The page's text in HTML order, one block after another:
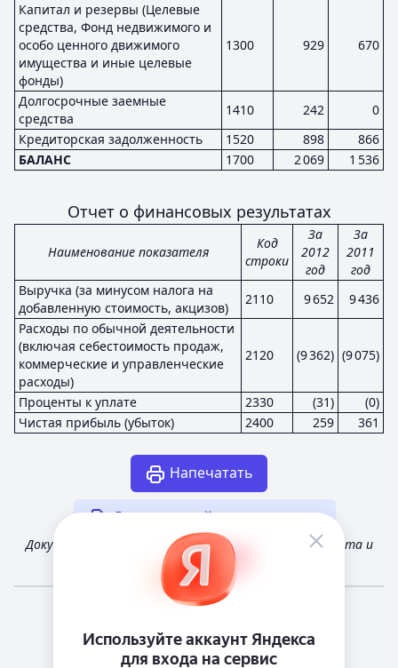
Капитал и резервы (Целевые
средства, Фонд недвижимого и
особо ценного движимого
имущества и иные целевые
фонды)
1300 929 670
Долгосрочные заемные
средства
1410 242
0
Кредиторская задолженность
1520 898
866
БАЛАНС
1700 2 069 1 536
Отчет о финансовых результатах
Наименование показателя
Код
строки
За
2012
год
За
2011
год
Выручка (за минусом налога на
добавленную стоимость, акцизов)
2110 9 652
9 436
Расходы по обычной деятельности
(включая себестоимость продаж,
коммерческие и управленческие
расходы)
2120 (9 362) (9 075)
Проценты к уплате 2330 (31)
(0)
Чистая прибыль (убыток)
2400 259 361
Напечатать
Другая случайная отчетность
Документ получен из открытых источников Росстата и
Федеральной налоговой службы России
Телеграм канал о сервисе